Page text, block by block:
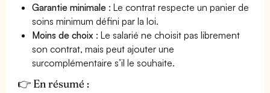
Garantie minimale : Le contrat respecte un panier de
soins minimum défini par la loi.
Moins de choix : Le salarié ne choisit pas librement
son contrat, mais peut ajouter une
surcomplémentaire s’il le souhaite.
👉 En résumé :